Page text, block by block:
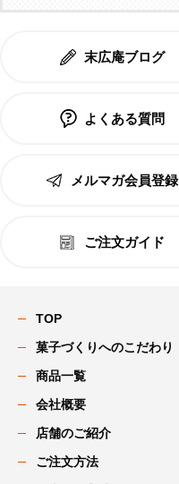
末広庵ブログ
よくある質問
メルマガ会員登録
ご注文ガイド
TOP
菓子づくりへのこだわり
商品一覧
会社概要
店舗のご紹介
ご注文方法